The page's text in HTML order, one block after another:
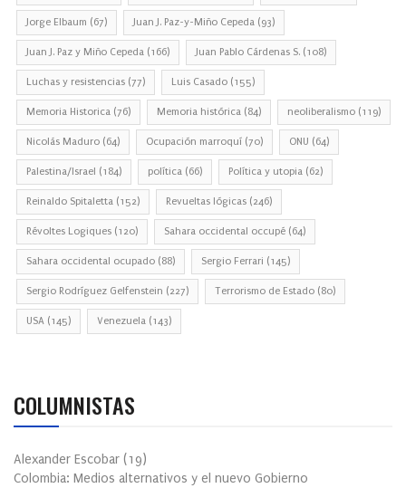
Jorge Elbaum (67) Juan J. Paz-y-Miño Cepeda (93)
Juan J. Paz y Miño Cepeda (166) Juan Pablo Cárdenas S. (108)
Luchas y resistencias (77) Luis Casado (155)
Memoria Historica (76) Memoria histórica (84) neoliberalismo (119)
Nicolás Maduro (64) Ocupación marroquí (70) ONU (64)
Palestina/Israel (184) política (66) Política y utopia (62)
Reinaldo Spitaletta (152) Revueltas lógicas (246)
Révoltes Logiques (120) Sahara occidental occupé (64)
Sahara occidental ocupado (88) Sergio Ferrari (145)
Sergio Rodríguez Gelfenstein (227) Terrorismo de Estado (80)
USA (145) Venezuela (143)
COLUMNISTAS
Alexander Escobar (19)
Colombia: Medios alternativos y el nuevo Gobierno